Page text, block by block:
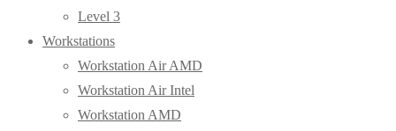
Level 3
Workstations
Workstation Air AMD
Workstation Air Intel
Workstation AMD